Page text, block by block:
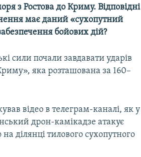
з Ростова до Криму. Відповідні
має даний «сухопутний
бойових дій?
сили почали завдавати ударів
яка розташована за 160–
відео в телеграм-каналі, як у
дрон-камікадзе атакує
ділянці тилового сухопутного